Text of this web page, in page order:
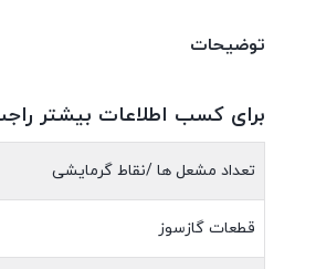
توضیحات
برای کسب اطلاعات بیشتر
تعداد مشعل ها /نقاط گرمایشی
قطعات گازسوز